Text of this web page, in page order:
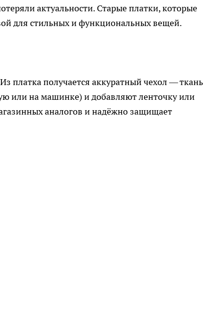
актуальности. Старые платки, которые
для стильных и функциональных вещей.
платка получается аккуратный чехол — ткань
или на машинке) и добавляют ленточку или
аналогов и надёжно защищает